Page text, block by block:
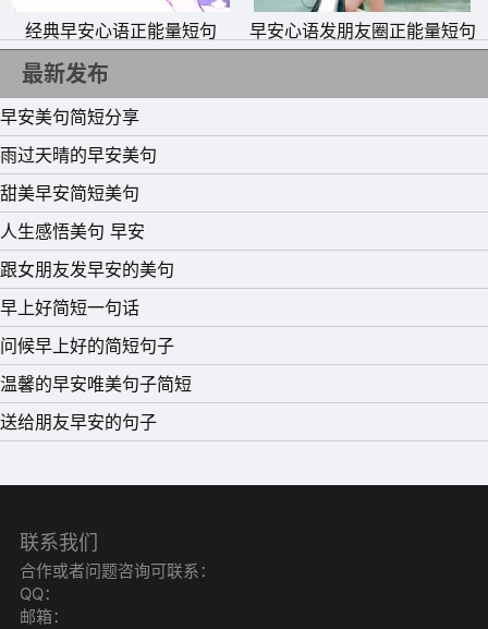
经典早安心语正能量短句 早安心语发朋友圈正能量短句
最新发布
早安美句简短分享
雨过天晴的早安美句
甜美早安简短美句
人生感悟美句 早安
跟女朋友发早安的美句
早上好简短一句话
问候早上好的简短句子
温馨的早安唯美句子简短
送给朋友早安的句子
联系我们
合作或者问题咨询可联系：
QQ：
邮箱：